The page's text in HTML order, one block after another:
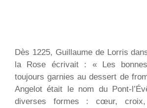
Dès 1225, Guillaume de Lorris
la Rose écrivait : « Les
toujours garnies au dessert de
Angelot était le nom du Pont-
diverses formes : cœur,